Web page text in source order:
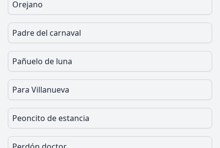
Orejano
Padre del carnaval
Pañuelo de luna
Para Villanueva
Peoncito de estancia